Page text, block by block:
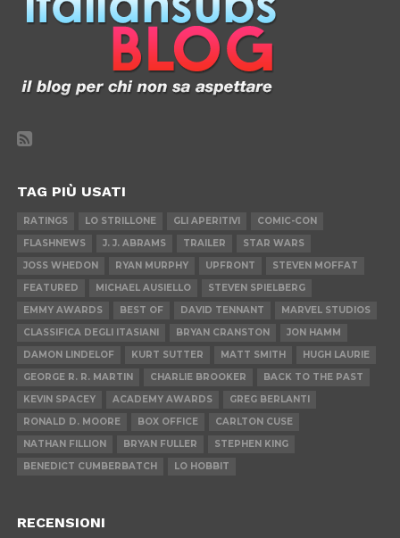
TAG PIÙ USATI
RATINGS LO STRILLONE GLI APERITIVI
COMIC-CON
FLASHNEWS
J. J. ABRAMS TRAILER
STAR WARS
JOSS WHEDON
RYAN MURPHY UPFRONT
STEVEN MOFFAT
FEATURED
MICHAEL AUSIELLO
STEVEN SPIELBERG
EMMY AWARDS
BEST OF DAVID TENNANT
MARVEL STUDIOS
CLASSIFICA DEGLI ITASIANI
BRYAN CRANSTON
JON HAMM
DAMON LINDELOF
KURT SUTTER MATT SMITH
HUGH LAURIE
GEORGE R. R. MARTIN
CHARLIE BROOKER
BACK TO THE PAST
KEVIN SPACEY
ACADEMY AWARDS
GREG BERLANTI
RONALD D. MOORE
BOX OFFICE
CARLTON CUSE
NATHAN FILLION
BRYAN FULLER
STEPHEN KING
BENEDICT CUMBERBATCH
LO HOBBIT
RECENSIONI